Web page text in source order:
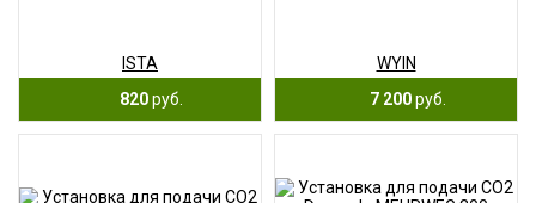
ISTA
820руб.
WYIN
7 200руб.